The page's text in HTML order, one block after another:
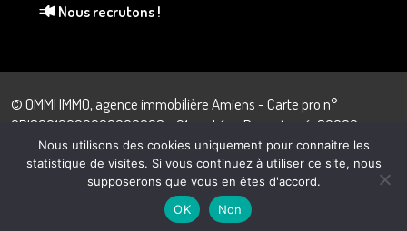
Nous recrutons !
© OMMI IMMO, agence immobilière Amiens - Carte pro n° :
CPI80012022000000008 - 21 rue Léon Dupontreué, 80000
Amiens - 03.22.43.57.28
Nous utilisons des cookies uniquement pour connaitre les
statistique de visites. Si vous continuez à utiliser ce site, nous
supposerons que vous en êtes d'accord.
OK
Non